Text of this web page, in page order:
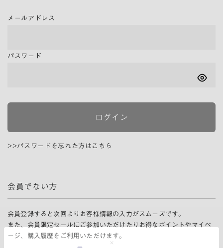
メールアドレス
パスワード
ログイン
>>パスワードを忘れた方はこちら
会員でない方
会員登録すると次回よりお客様情報の入力がスムーズです。
また、会員限定セールにご参加いただけたりお得なポイントやマイペ
ージ、購入履歴をご利用いただけます。